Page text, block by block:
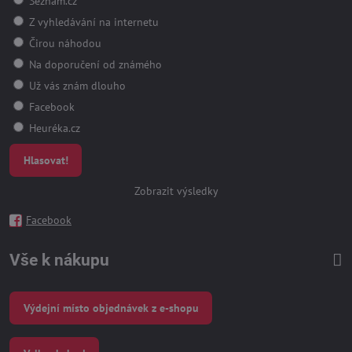
Z vyhledávání na internetu
Čirou náhodou
Na doporučení od známého
Už vás znám dlouho
Facebook
Heuréka.cz
Hlasovat!
Zobrazit výsledky
Facebook
Vše k nákupu
Výdejní místo objednávek z e-shopu